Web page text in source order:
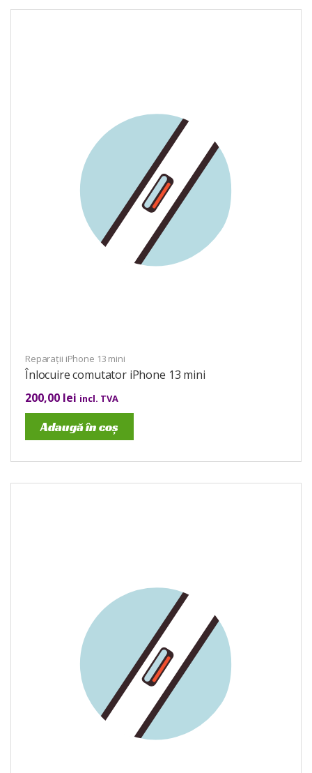
Reparații iPhone 13 mini
Înlocuire comutator iPhone 13 mini
200,00 lei incl. TVA
Adaugă în coș